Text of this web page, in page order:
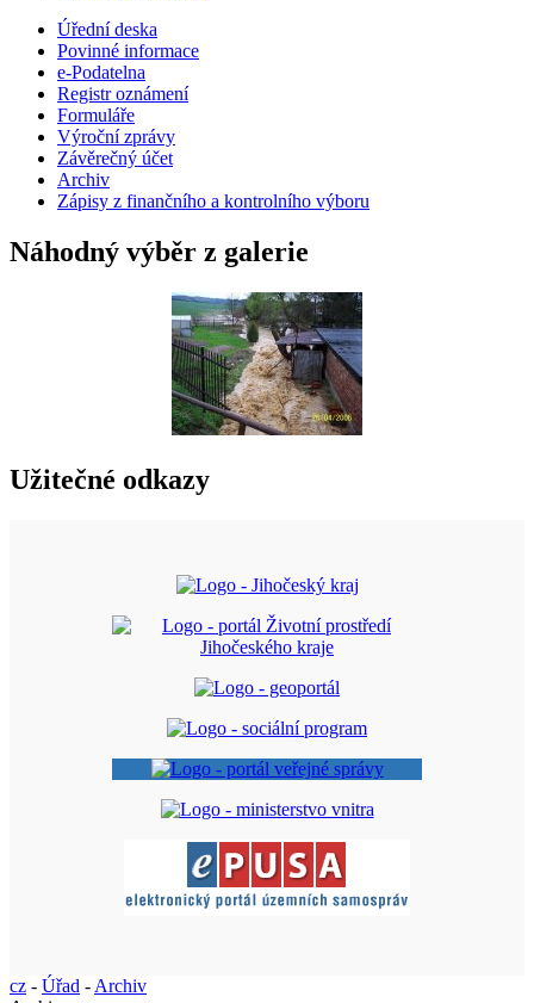
Úřední deska
Povinné informace
e-Podatelna
Registr oznámení
Formuláře
Výroční zprávy
Závěrečný účet
Archiv
Zápisy z finančního a kontrolního výboru
Náhodný výběr z galerie
Užitečné odkazy
cz - Úřad - Archiv